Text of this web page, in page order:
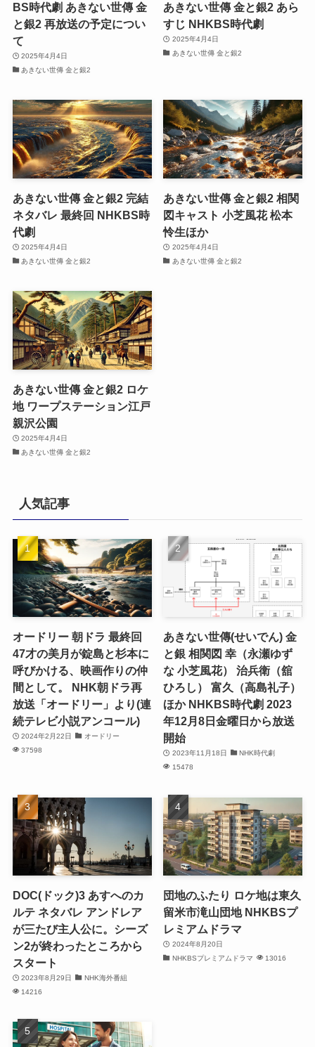
BS時代劇 あきない世傳 金
と銀2 再放送の予定につい
て
2025年4月4日
あきない世傳 金と銀2
あきない世傳 金と銀2 あら
すじ NHKBS時代劇
2025年4月4日
あきない世傳 金と銀2
あきない世傳 金と銀2 完結
ネタバレ 最終回 NHKBS時
代劇
2025年4月4日
あきない世傳 金と銀2
あきない世傳 金と銀2 相関
図キャスト 小芝風花 松本
怜生ほか
2025年4月4日
あきない世傳 金と銀2
あきない世傳 金と銀2 ロケ
地 ワープステーション江戸
親沢公園
2025年4月4日
あきない世傳 金と銀2
人気記事
オードリー 朝ドラ 最終回
47才の美月が錠島と杉本に
呼びかける、映画作りの仲
間として。 NHK朝ドラ再
放送「オードリー」より(連
続テレビ小説アンコール)
2024年2月22日
オードリー
37598
あきない世傳(せいでん) 金
と銀 相関図 幸（永瀬ゆず
な 小芝風花） 治兵衛（舘
ひろし） 富久（高島礼子）
ほか NHKBS時代劇 2023
年12月8日金曜日から放送
開始
2023年11月18日
NHK時代劇
15478
DOC(ドック)3 あすへのカ
ルテ ネタバレ アンドレア
が三たび主人公に。シーズ
ン2が終わったところから
スタート
2023年8月29日
NHK海外番組
14216
団地のふたり ロケ地は東久
留米市滝山団地 NHKBSプ
レミアムドラマ
2024年8月20日
NHKBSプレミアムドラマ
13016